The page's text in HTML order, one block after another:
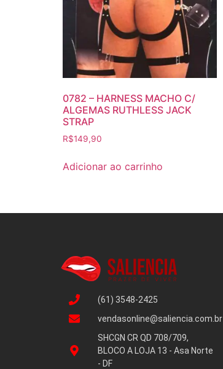
0782 – HARNESS MACHO C/
ALGEMAS RUTHLESS JACK
STRAP
R$149,90
Adicionar ao carrinho
(61) 3548-2425
vendasonline@saliencia.com.br
SHCGN CR QD 708/709,
BLOCO A LOJA 13 - Asa Norte
- DF